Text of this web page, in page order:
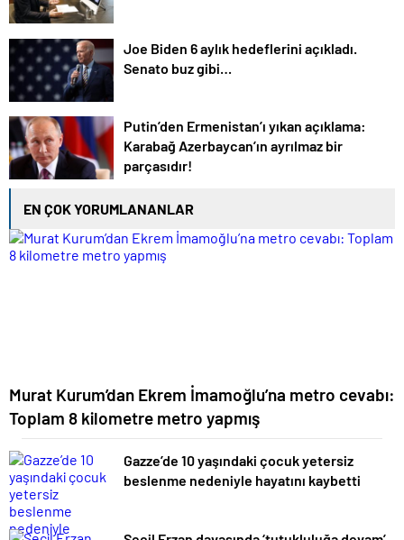
Joe Biden 6 aylık hedeflerini açıkladı.
Senato buz gibi…
Putin’den Ermenistan’ı yıkan açıklama:
Karabağ Azerbaycan’ın ayrılmaz bir
parçasıdır!
EN ÇOK YORUMLANANLAR
Murat Kurum’dan Ekrem İmamoğlu’na metro cevabı:
Toplam 8 kilometre metro yapmış
Gazze’de 10 yaşındaki çocuk yetersiz
beslenme nedeniyle hayatını kaybetti